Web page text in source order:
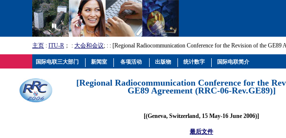
主页 : ITU-R ； : 大会和会议; : : [Regional Radiocommunication Conference for the Revision of the GE89
[Regional Radiocommunication Conference for the
GE89 Agreement (RRC-06-Rev.GE89)]
[(Geneva, Switzerland, 15 May-16 June 2006)]
最后文件
国际电联三大部门 新闻室 各项活动 出版物 统计数字 国际电联简介